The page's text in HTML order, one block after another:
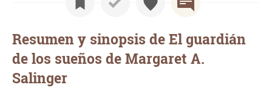
Resumen y sinopsis de El guardián
de los sueños de Margaret A.
Salinger